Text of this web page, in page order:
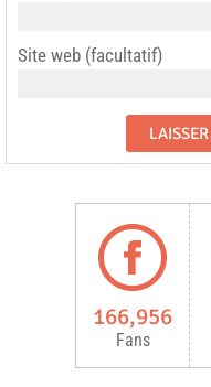
Site web (facultatif)
166,956
Fans